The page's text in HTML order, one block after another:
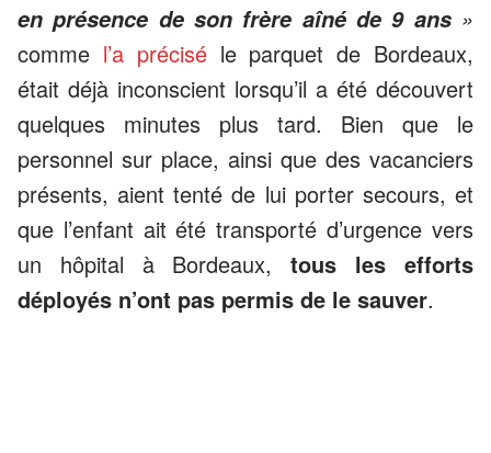
en présence de son frère aîné de 9 ans»
comme l’a préciséle parquet de Bordeaux,
était déjà inconscient lorsqu’il a été découvert
quelques minutes plus tard. Bien que le
personnel sur place, ainsi que des vacanciers
présents, aient tenté de lui porter secours, et
que l’enfant ait été transporté d’urgence vers
un hôpital à Bordeaux,tous les efforts
déployés n’ont pas permis de le sauver.